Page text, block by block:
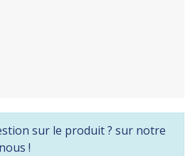
sur le produit ? sur notre
!